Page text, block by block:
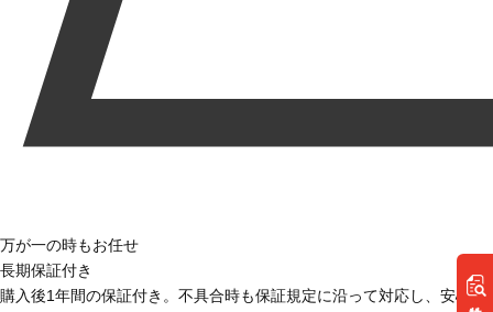
万が一の時もお任せ
長期保証付き
購入後1年間の保証付き。不具合時も保証規定に沿って対応し、安心